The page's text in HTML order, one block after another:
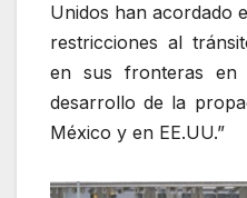
Unidos han acordado
restricciones al
en sus fronteras en
desarrollo de la
México y en EE.UU.”